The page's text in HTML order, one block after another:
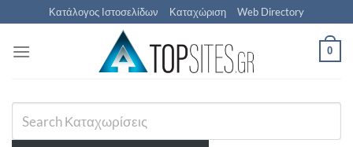
Μετάβαση
στο
περιεχόμενο
Κατάλογος Ιστοσελίδων Καταχώριση Web Directory
0